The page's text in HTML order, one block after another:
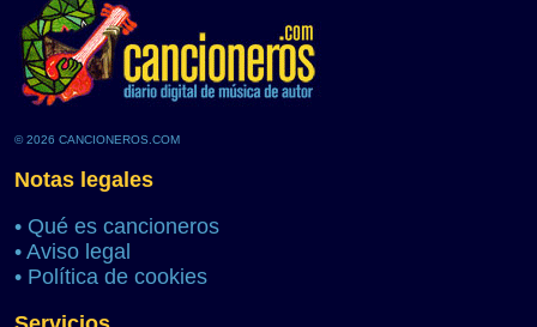
© 2026 CANCIONEROS.COM
Notas legales
• Qué es cancioneros
• Aviso legal
• Política de cookies